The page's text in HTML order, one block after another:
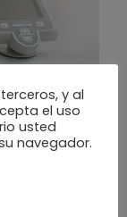
(SLT) es
y segura
de
y al
el uso
usted
navegador.